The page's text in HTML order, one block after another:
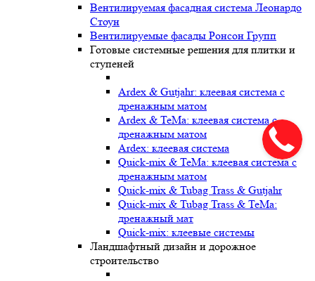
Вентилируемая фасадная система Леонардо
Стоун
Вентилируемые фасады Ронсон Групп
Готовые системные решения для плитки и
ступеней
Ardex & Gutjahr: клеевая система с
дренажным матом
Ardex & TeMa: клеевая система с
дренажным матом
Ardex: клеевая система
Quick-mix & TeMa: клеевая система с
дренажным матом
Quick-mix & Tubag Trass & Gutjahr
Quick-mix & Tubag Trass & TeMa:
дренажный мат
Quick-mix: клеевые системы
Ландшафтный дизайн и дорожное
строительство